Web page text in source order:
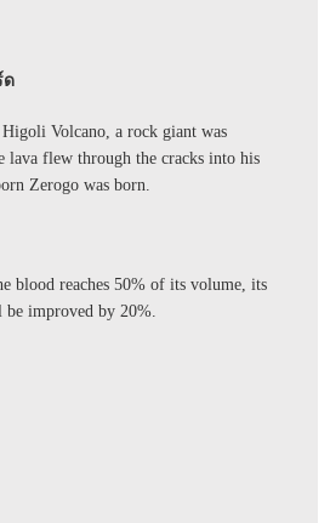
ด
Volcano, a rock giant was
lava flew through the cracks into his
Zerogo was born.
blood reaches 50% of its volume, its
improved by 20%.